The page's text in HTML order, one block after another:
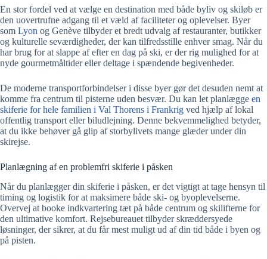
En stor fordel ved at vælge en destination med både byliv og skiløb er
den uovertrufne adgang til et væld af faciliteter og oplevelser. Byer
som Lyon og Genève tilbyder et bredt udvalg af restauranter, butikker
og kulturelle seværdigheder, der kan tilfredsstille enhver smag. Når du
har brug for at slappe af efter en dag på ski, er der rig mulighed for at
nyde gourmetmåltider eller deltage i spændende begivenheder.
De moderne transportforbindelser i disse byer gør det desuden nemt at
komme fra centrum til pisterne uden besvær. Du kan let planlægge en
skiferie for hele familien i Val Thorens i Frankrig ved hjælp af lokal
offentlig transport eller biludlejning. Denne bekvemmelighed betyder,
at du ikke behøver gå glip af storbylivets mange glæder under din
skirejse.
Planlægning af en problemfri skiferie i påsken
Når du planlægger din skiferie i påsken, er det vigtigt at tage hensyn til
timing og logistik for at maksimere både ski- og byoplevelserne.
Overvej at booke indkvartering tæt på både centrum og skilifterne for
den ultimative komfort. Rejsebureauet tilbyder skræddersyede
løsninger, der sikrer, at du får mest muligt ud af din tid både i byen og
på pisten.